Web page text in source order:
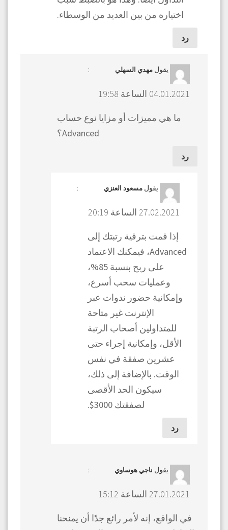
اختياره من بين العديد من الوسطاء.
رد
يقول مهدي السهلي :
04.01.2021 الساعة 19:58
ما هي مميزات أو مزايا نوع حساب
Advanced؟
رد
يقول مسعود العنزي :
27.02.2021 الساعة 20:19
إذا قمت بترقية رتبتك إلى
Advanced، فيمكنك الاعتماد
على ربح بنسبة 85%،
وعمليات سحب أسرع،
وإمكانية حضور ندوات عبر
الإنترنت غير متاحة
للمتداولين أصحاب الرتبة
الأقل، وإمكانية إجراء حتى
عشرين صفقة في نفس
الوقت. بالإضافة إلى ذلك،
سيكون الحد الأقصى
لصفقتك 3000$.
رد
يقول ناجي هوساوي :
27.01.2021 الساعة 15:12
في الواقع، إنه لأمر رائع جدًا أن يمنحنا